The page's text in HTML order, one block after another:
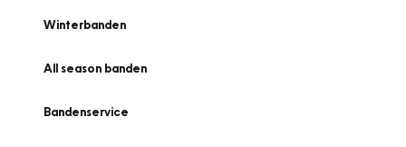
Winterbanden
All season banden
Bandenservice